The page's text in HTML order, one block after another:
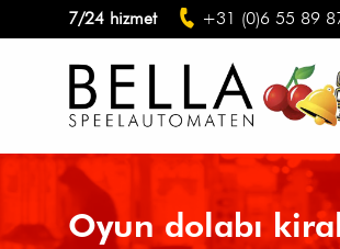
7/24 hizmet +31 (0)6 55 89
Oyun dolabı